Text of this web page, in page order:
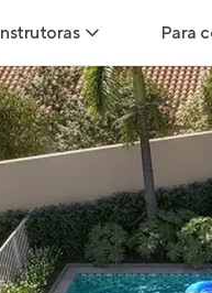
de Leads
de Visitas
de Vendas
Construtoras
Para